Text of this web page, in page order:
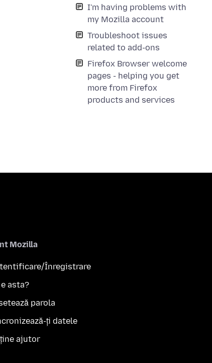
I'm having problems with
my Mozilla account
Troubleshoot issues
related to add-ons
Firefox Browser welcome
pages - helping you get
more from Firefox
products and services
Mozilla
Înregistrare
e asta?
parola
ți datele
ajutor